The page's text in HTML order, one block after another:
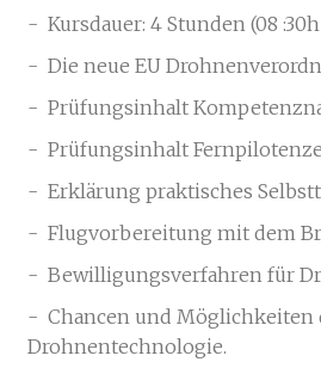
- Kursdauer: 4 Stunden (08 :30h
- Die neue EU
- Prüfungsinhalt
- Prüfungsinhalt
- Erklärung praktisches
- Flugvorbereitung mit dem
- Bewilligungsverfahren für
- Chancen und Möglichkeiten
Drohnentechnologie.